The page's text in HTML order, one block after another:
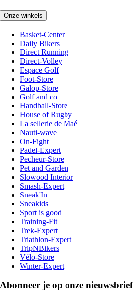
Onze winkels
Basket-Center
Daily Bikers
Direct Running
Direct-Volley
Espace Golf
Foot-Store
Galop-Store
Golf and co
Handball-Store
House of Rugby
La sellerie de Maé
Nauti-wave
On-Fight
Padel-Expert
Pecheur-Store
Pet and Garden
Slowood Interior
Smash-Expert
Sneak'In
Sneakids
Sport is good
Training-Fit
Trek-Expert
Triathlon-Expert
TripNBikers
Vélo-Store
Winter-Expert
Abonneer je op onze nieuwsbrief